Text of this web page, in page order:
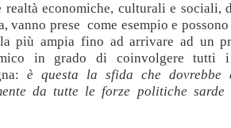
realtà economiche, culturali e sociali,
vanno prese come esempio e
più ampia fino ad arrivare ad un
in grado di coinvolgere tutti
è questa la sfida che dovrebbe
da tutte le forze politiche